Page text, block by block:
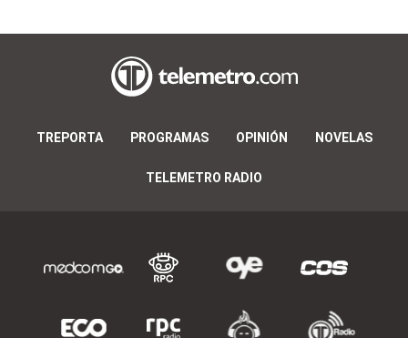
TREPORTA PROGRAMAS OPINIÓN NOVELAS
TELEMETRO RADIO